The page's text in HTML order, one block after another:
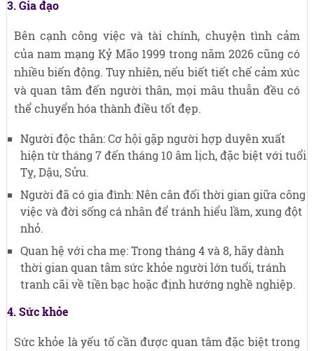
3. Gia đạo
Bên cạnh công việc và tài chính, chuyện tình cảm
của nam mạng Kỷ Mão 1999 trong năm 2026 cũng có
nhiều biến động. Tuy nhiên, nếu biết tiết chế cảm xúc
và quan tâm đến người thân, mọi mâu thuẫn đều có
thể chuyển hóa thành điều tốt đẹp.
Người độc thân: Cơ hội gặp người hợp duyên xuất
hiện từ tháng 7 đến tháng 10 âm lịch, đặc biệt với tuổi
Tỵ, Dậu, Sửu.
Người đã có gia đình: Nên cân đối thời gian giữa công
việc và đời sống cá nhân để tránh hiểu lầm, xung đột
nhỏ.
Quan hệ với cha mẹ: Trong tháng 4 và 8, hãy dành
thời gian quan tâm sức khỏe người lớn tuổi, tránh
tranh cãi về tiền bạc hoặc định hướng nghề nghiệp.
4. Sức khỏe
Sức khỏe là yếu tố cần được quan tâm đặc biệt trong